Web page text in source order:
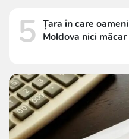
5 Țara în care
Moldova nici